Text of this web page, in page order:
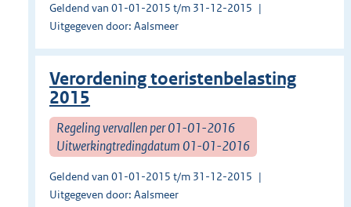
Geldend van 01-01-2015 t/m 31-12-2015
Uitgegeven door: Aalsmeer
Verordening toeristenbelasting
2015
Regeling vervallen per 01-01-2016
Uitwerkingtredingdatum 01-01-2016
Geldend van 01-01-2015 t/m 31-12-2015
Uitgegeven door: Aalsmeer